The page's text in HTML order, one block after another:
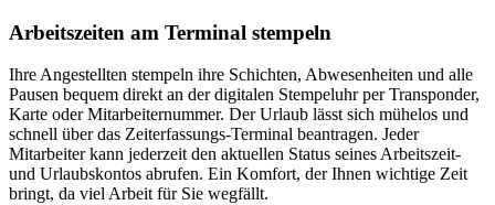
Arbeitszeiten am Terminal stempeln
Ihre Angestellten stempeln ihre Schichten, Abwesenheiten und alle
Pausen bequem direkt an der digitalen Stempeluhr per Transponder,
Karte oder Mitarbeiternummer. Der Urlaub lässt sich mühelos und
schnell über das Zeiterfassungs-Terminal beantragen. Jeder
Mitarbeiter kann jederzeit den aktuellen Status seines Arbeitszeit-
und Urlaubskontos abrufen. Ein Komfort, der Ihnen wichtige Zeit
bringt, da viel Arbeit für Sie wegfällt.